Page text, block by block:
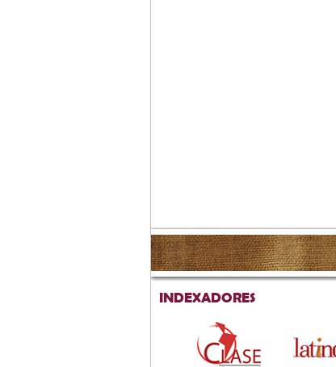
INDEXADORES